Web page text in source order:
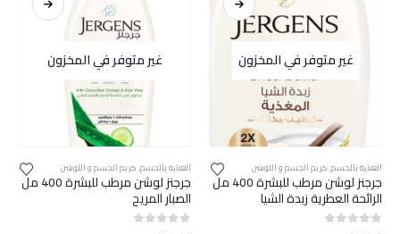
غير متوفر في المخزون
العناية بالجسم,كريم الجسم و اللوشن
جرجنز لوشن مرطب للبشرة 400 مل
الرائحة العطرية زبدة الشيا
غير متوفر في المخزون
العناية بالجسم,كريم الجسم و اللوشن
جرجنز لوشن مرطب للبشرة 400 مل
الصبار المريح